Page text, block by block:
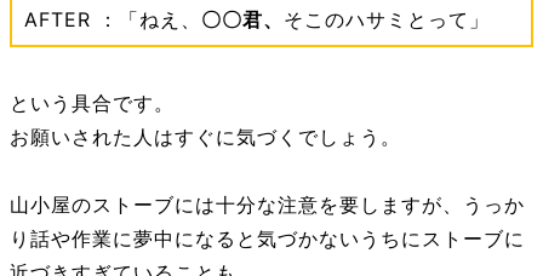
AFTER ：「ねえ、 〇〇君、 そこのハサミとって」
という具合です。
お願いされた人はすぐに気づくでしょう。
山小屋のストーブには十分な注意を要しますが、うっか
り話や作業に夢中になると気づかないうちにストーブに